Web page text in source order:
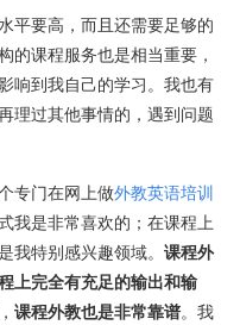
平要高，而且还需要足够的
的课程服务也是相当重要，
响到我自己的学习。我也有
理过其他事情的，遇到问题
专门在网上做外教英语培训
我是非常喜欢的；在课程上
我特别感兴趣领域。 课程外
上完全有充足的输出和输
课程外教也是非常靠谱。我